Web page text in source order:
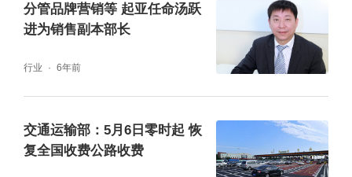
影响通行的情况也时有发生，建议市民朋友错
峰出行、乘坐地铁等公共交通工具或骑自行
车。 特别提示司机朋友驾车时应集中精神、守
法驾驶，不超速、不逆行、不随意并线、不走
应急车道和公交车道、不使用手机，防范事故
发生，保障安全畅通。
分管品牌营销等 起亚任命汤跃
进为销售副本部长
行业 6年前
交通运输部：5月6日零时起 恢
复全国收费公路收费